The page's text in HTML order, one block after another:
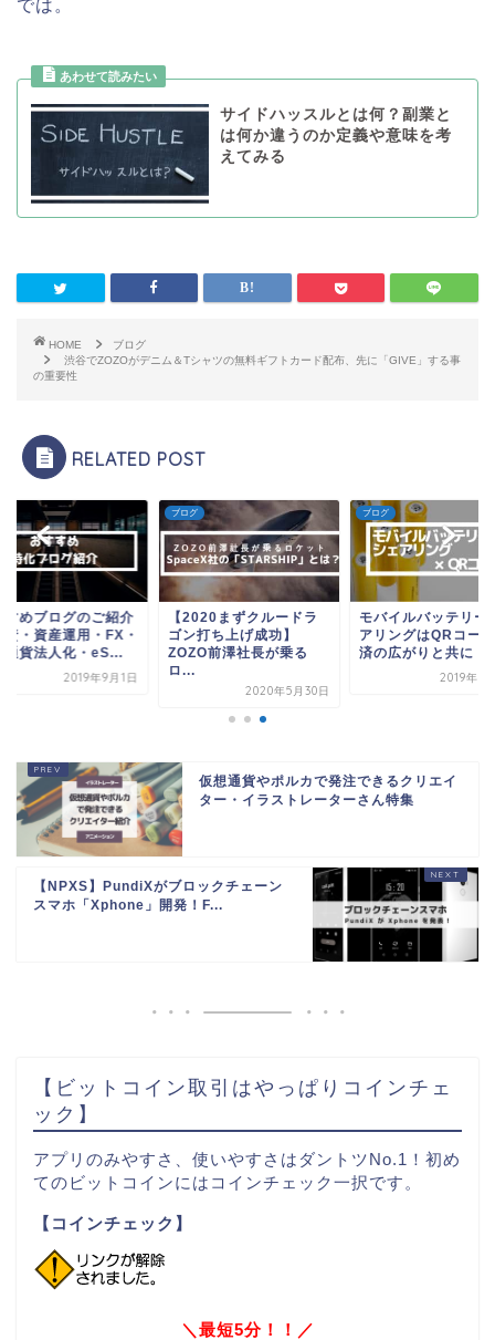
では。
サイドハッスルとは何？副業と
は何か違うのか定義や意味を考
えてみる
HOME
ブログ
渋谷でZOZOがデニム＆Tシャツの無料ギフトカード配布、先に「GIVE」する事
の重要性
RELATED POST
すめブログのご紹介
資・資産運用・FX・
通貨法人化・eS...
2019年9月1日
ブログ
【2020まずクルードラ
ゴン打ち上げ成功】
ZOZO前澤社長が乗る
ロ...
2020年5月30日
ブログ
モバイルバッテリー
アリングはQRコー
済の広がりと共に
2019年3
仮想通貨やポルカで発注できるクリエイ
ター・イラストレーターさん特集
【NPXS】PundiXがブロックチェーン
スマホ「Xphone」開発！F...
【ビットコイン取引はやっぱりコインチェ
ック】
アプリのみやすさ、使いやすさはダントツNo.1！初め
てのビットコインにはコインチェック一択です。
【コインチェック】
＼最短5分！！／